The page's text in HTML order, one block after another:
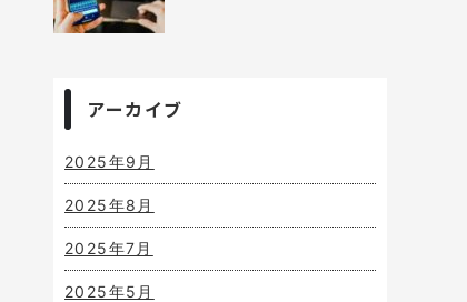
アーカイブ
2025年9月
2025年8月
2025年7月
2025年5月